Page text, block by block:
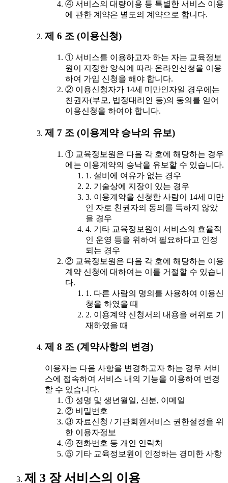
④ 서비스의 대량이용 등 특별한 서비스 이용
에 관한 계약은 별도의 계약으로 합니다.
제 6 조 (이용신청)
① 서비스를 이용하고자 하는 자는 교육정보
원이 지정한 양식에 따라 온라인신청을 이용
하여 가입 신청을 해야 합니다.
② 이용신청자가 14세 미만인자일 경우에는
친권자(부모, 법정대리인 등)의 동의를 얻어
이용신청을 하여야 합니다.
제 7 조 (이용계약 승낙의 유보)
① 교육정보원은 다음 각 호에 해당하는 경우
에는 이용계약의 승낙을 유보할 수 있습니다.
1. 설비에 여유가 없는 경우
2. 기술상에 지장이 있는 경우
3. 이용계약을 신청한 사람이 14세 미만
인 자로 친권자의 동의를 득하지 않았
을 경우
4. 기타 교육정보원이 서비스의 효율적
인 운영 등을 위하여 필요하다고 인정
되는 경우
② 교육정보원은 다음 각 호에 해당하는 이용
계약 신청에 대하여는 이를 거절할 수 있습니
다.
1. 다른 사람의 명의를 사용하여 이용신
청을 하였을 때
2. 이용계약 신청서의 내용을 허위로 기
재하였을 때
제 8 조 (계약사항의 변경)
이용자는 다음 사항을 변경하고자 하는 경우 서비
스에 접속하여 서비스 내의 기능을 이용하여 변경
할 수 있습니다.
① 성명 및 생년월일, 신분, 이메일
② 비밀번호
③ 자료신청 / 기관회원서비스 권한설정을 위
한 이용자정보
④ 전화번호 등 개인 연락처
⑤ 기타 교육정보원이 인정하는 경미한 사항
제 3 장 서비스의 이용